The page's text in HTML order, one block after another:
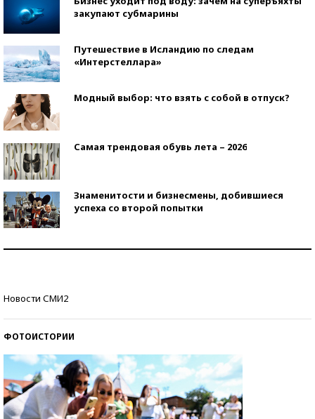
закупают субмарины
Путешествие в Исландию по следам
«Интерстеллара»
Модный выбор: что взять с собой в отпуск?
Самая трендовая обувь лета – 2026
Знаменитости и бизнесмены, добившиеся
успеха со второй попытки
Новости СМИ2
ФОТОИСТОРИИ